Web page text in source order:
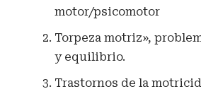
motor/psicomotor
Torpeza motriz»,
y equilibrio.
Trastornos de la